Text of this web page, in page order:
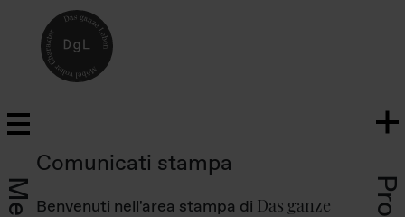
Comunicati stampa
Benvenuti nell'area stampa di Das ganze